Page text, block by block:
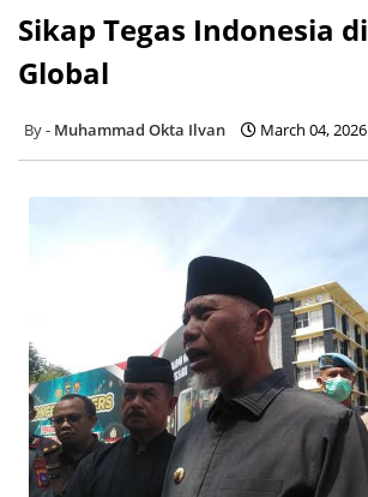
Sikap Tegas Indonesia
Global
Muhammad Okta Ilvan March 04, 2026